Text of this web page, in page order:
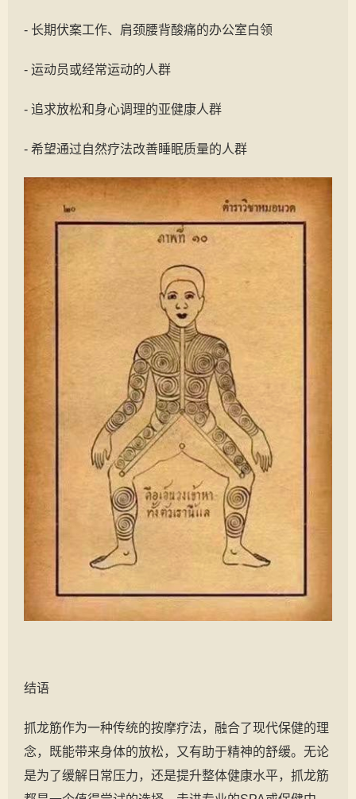
- 长期伏案工作、肩颈腰背酸痛的办公室白领
- 运动员或经常运动的人群
- 追求放松和身心调理的亚健康人群
- 希望通过自然疗法改善睡眠质量的人群
结语
抓龙筋作为一种传统的按摩疗法，融合了现代保健的理
念，既能带来身体的放松，又有助于精神的舒缓。无论
是为了缓解日常压力，还是提升整体健康水平，抓龙筋